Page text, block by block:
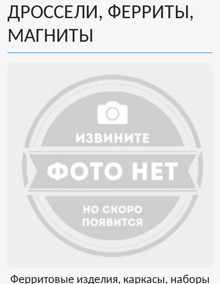
ДРОССЕЛИ, ФЕРРИТЫ,
МАГНИТЫ
Ферритовые изделия, каркасы, наборы